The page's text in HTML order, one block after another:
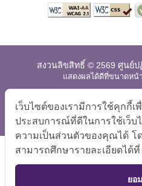
สงวนลิขสิทธิ์ © 2569 ศูนย์
แสดงผลได้ดีที่ขนาดหน้
แผนผังเว็บไซต์ คำถามที่
การปฏิเ
เว็บไซต์ของเรามีการใช้คุกกี้
ประสบการณ์ที่ดีในการใช้เว็
ความเป็นส่วนตัวของคุณได้
สามารถศึกษารายละเอียดได้ที่
ยอ